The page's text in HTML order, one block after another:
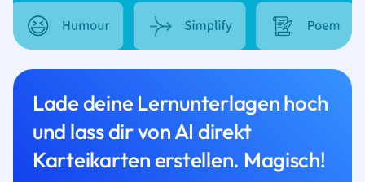
Lade deine Lernunterlagen hoch
und lass dir von AI direkt
Karteikarten erstellen. Magisch!